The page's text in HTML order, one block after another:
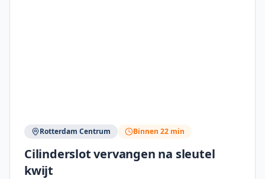
Rotterdam Centrum Binnen 22 min
Cilinderslot vervangen na sleutel
kwijt